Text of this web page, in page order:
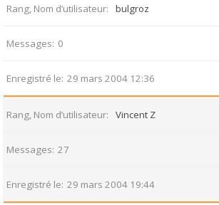
Rang, Nom d’utilisateur bulgroz
Messages 0
Enregistré le 29 mars 2004 12:36
Rang, Nom d’utilisateur Vincent Z
Messages 27
Enregistré le 29 mars 2004 19:44